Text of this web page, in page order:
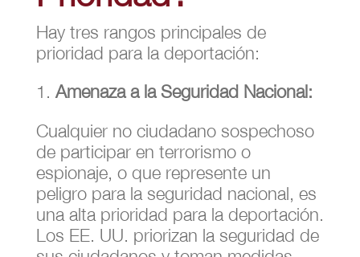
Hay tres rangos principales de
prioridad para la deportación:
Amenaza a la Seguridad Nacional:
Cualquier no ciudadano sospechoso
de participar en terrorismo o
espionaje, o que represente un
peligro para la seguridad nacional, es
una alta prioridad para la deportación.
Los EE. UU. priorizan la seguridad de